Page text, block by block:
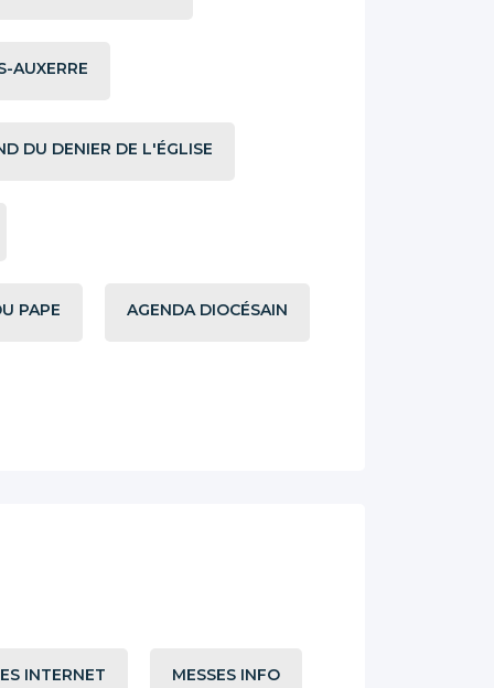
AUXERRE
DU DENIER DE L'ÉGLISE
PAPE AGENDA DIOCÉSAIN
INTERNET MESSES INFO